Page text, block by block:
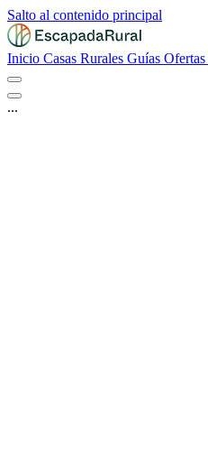
Salto al contenido principal
Inicio Casas Rurales Guías Ofertas
...